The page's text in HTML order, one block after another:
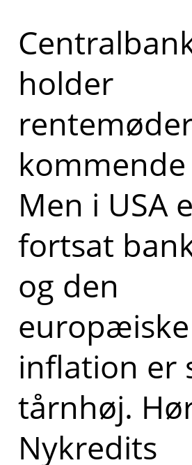
holder
kommende
Men i USA
fortsat
og den
europæiske
inflation er
tårnhøj.
Nykredits